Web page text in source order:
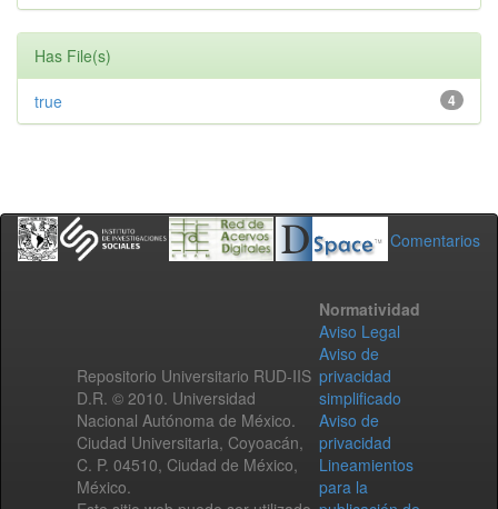
Has File(s)
4
true
Comentarios
Repositorio Universitario RUD-IIS
D.R. © 2010. Universidad
Nacional Autónoma de México.
Ciudad Universitaria, Coyoacán,
C. P. 04510, Ciudad de México,
México.
Normatividad
Aviso Legal
Aviso de
privacidad
simplificado
Aviso de
privacidad
Lineamientos
para la